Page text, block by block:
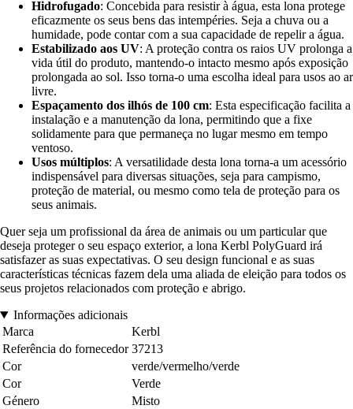
Hidrofugado: Concebida para resistir à água, esta lona protege
eficazmente os seus bens das intempéries. Seja a chuva ou a
humidade, pode contar com a sua capacidade de repelir a água.
Estabilizado aos UV: A proteção contra os raios UV prolonga a
vida útil do produto, mantendo-o intacto mesmo após exposição
prolongada ao sol. Isso torna-o uma escolha ideal para usos ao ar
livre.
Espaçamento dos ilhós de 100 cm: Esta especificação facilita a
instalação e a manutenção da lona, permitindo que a fixe
solidamente para que permaneça no lugar mesmo em tempo
ventoso.
Usos múltiplos: A versatilidade desta lona torna-a um acessório
indispensável para diversas situações, seja para campismo,
proteção de material, ou mesmo como tela de proteção para os
seus animais.
Quer seja um profissional da área de animais ou um particular que
deseja proteger o seu espaço exterior, a lona Kerbl PolyGuard irá
satisfazer as suas expectativas. O seu design funcional e as suas
características técnicas fazem dela uma aliada de eleição para todos os
seus projetos relacionados com proteção e abrigo.
Informações adicionais
Marca
Kerbl
Referência do fornecedor 37213
Cor
verde/vermelho/verde
Cor
Verde
Género
Misto